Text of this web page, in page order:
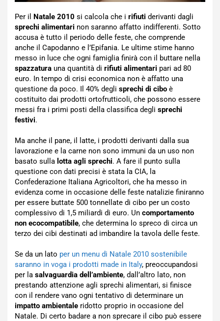
Per il Natale 2010 si calcola che i rifiuti derivanti dagli
sprechi alimentari non saranno affatto indifferenti. Sotto
accusa è tutto il periodo delle feste, che comprende
anche il Capodanno e l’Epifania. Le ultime stime hanno
messo in luce che ogni famiglia finirà con il buttare nella
spazzatura una quantità di rifiuti alimentari pari ad 80
euro. In tempo di crisi economica non è affatto una
questione da poco. Il 40% degli sprechi di cibo è
costituito dai prodotti ortofrutticoli, che possono essere
messi fra i primi posti della classifica degli sprechi
festivi.
Ma anche il pane, il latte, i prodotti derivanti dalla sua
lavorazione e la carne non sono immuni da un uso non
basato sulla lotta agli sprechi. A fare il punto sulla
questione con dati precisi è stata la CIA, la
Confederazione Italiana Agricoltori, che ha messo in
evidenza come in occasione delle feste natalizie finiranno
per essere buttate 500 tonnellate di cibo per un costo
complessivo di 1,5 miliardi di euro. Un comportamento
non ecocompatibile, che determina lo spreco di circa un
terzo dei cibi destinati ad imbandire la tavola delle feste.
Se da un lato per un menu di Natale 2010 sostenibile
saranno in voga i prodotti made in Italy, preoccupandosi
per la salvaguardia dell’ambiente, dall’altro lato, non
prestando attenzione agli sprechi alimentari, si finisce
con il rendere vano ogni tentativo di determinare un
impatto ambientale ridotto proprio in occasione del
Natale. Di certo badare a non sprecare il cibo può essere